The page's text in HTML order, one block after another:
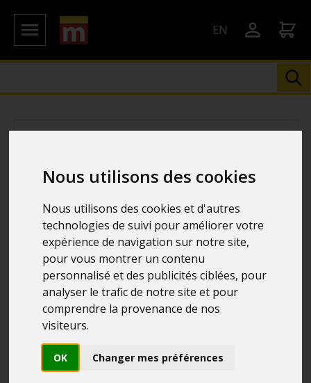
Nous utilisons des cookies
Nous utilisons des cookies et d'autres
technologies de suivi pour améliorer votre
expérience de navigation sur notre site,
pour vous montrer un contenu
personnalisé et des publicités ciblées, pour
analyser le trafic de notre site et pour
comprendre la provenance de nos
visiteurs.
OK Changer mes préférences
EN